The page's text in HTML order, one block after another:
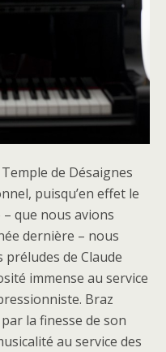
de Désaignes
puisqu’en effet le
que nous avions
dernière – nous
de Claude
immense au service
Braz
la finesse de son
au service des